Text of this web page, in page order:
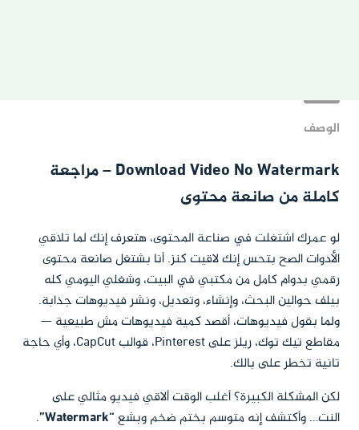
الوصف
Download Video No Watermark – مراجعة
كاملة من صانعة محتوى
لو عمرك اشتغلت في صناعة المحتوى، هتعرف إنك لما تلاقي
الأدوات الصح بتحس إنك لاقيت كنز. أنا بشتغل صانعة محتوى
رقمي بدوام كامل من مكتبي في البيت، وشغلي اليومي كله
بيلف حوالين البحث، وإنشاء، وتعديل، ونشر فيديوهات جذابة.
ولما بقول فيديوهات، أقصد كمية فيديوهات مش طبيعية —
مقاطع تيك توك، ريلز على Pinterest، قوالب CapCut، وأي حاجة
تانية تخطر على بالك.
لكن المشكلة الكبيرة؟ أغلب الوقت ألاقي فيديو مثالي على
النت… وأكتشف إنه متوسم بختم ضخم وبشع“Watermark”
.